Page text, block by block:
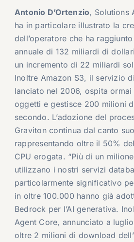
Antonio D’Ortenzio, Solutions
ha in particolare illustrato la
dell’operatore che ha
annuale di 132 miliardi di
un incremento di 22 miliardi
Inoltre Amazon S3, il servizio
lanciato nel 2006, ospita
oggetti e gestisce 200 milioni
secondo. L’adozione del
Graviton continua dal canto
rappresentando oltre il 50%
CPU erogata. “Più di un
utilizzano i nostri servizi
particolarmente significativo
in oltre 100.000 hanno già
Bedrock per l’AI generativa.
Agent Core, annunciato a
oltre 2 milioni di download